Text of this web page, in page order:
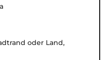
oder Land,